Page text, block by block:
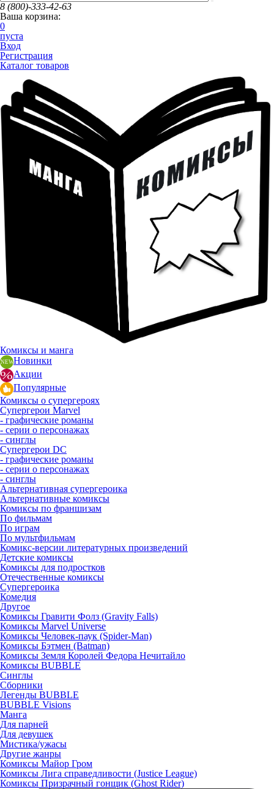
8 (800)-333-42-63
Ваша корзина:
0
пуста
Вход
Регистрация
Каталог товаров
Комиксы и манга
Новинки
Акции
Популярные
Комиксы о супергероях
Супергерои Marvel
- графические романы
- серии о персонажах
- синглы
Супергерои DC
- графические романы
- серии о персонажах
- синглы
Альтернативная супергероика
Альтернативные комиксы
Комиксы по франшизам
По фильмам
По играм
По мультфильмам
Комикс-версии литературных произведений
Детские комиксы
Комиксы для подростков
Отечественные комиксы
Супергероика
Комедия
Другое
Комиксы Гравити Фолз (Gravity Falls)
Комиксы Marvel Universe
Комиксы Человек-паук (Spider-Man)
Комиксы Бэтмен (Batman)
Комиксы Земля Королей Федора Нечитайло
Комиксы BUBBLE
Синглы
Сборники
Легенды BUBBLE
BUBBLE Visions
Манга
Для парней
Для девушек
Мистика/ужасы
Другие жанры
Комиксы Майор Гром
Комиксы Лига справедливости (Justice League)
Комиксы Призрачный гонщик (Ghost Rider)